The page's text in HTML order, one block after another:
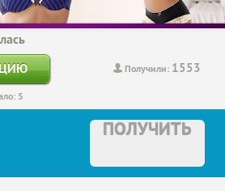
Получили: 1553
5
ПОЛУЧИТЬ